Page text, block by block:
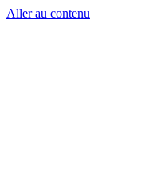
Aller au contenu